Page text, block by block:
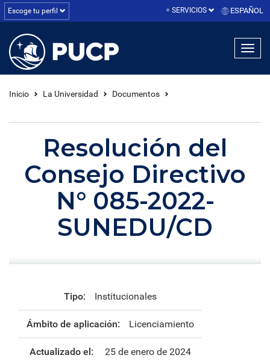
Escoge tu perfil SERVICIOS ESPAÑOL
Inicio La Universidad Documentos
Resolución del
Consejo Directivo
N° 085-2022-
SUNEDU/CD
Tipo: Institucionales
Ámbito de aplicación: Licenciamiento
Actualizado el: 25 de enero de 2024